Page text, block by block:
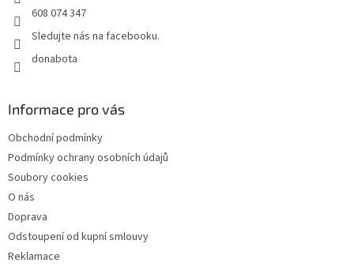
608 074 347
Sledujte nás na facebooku.
donabota
Informace pro vás
Obchodní podmínky
Podmínky ochrany osobních údajů
Soubory cookies
O nás
Doprava
Odstoupení od kupní smlouvy
Reklamace